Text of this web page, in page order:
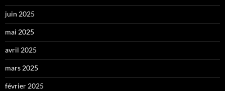
juin 2025
mai 2025
avril 2025
mars 2025
février 2025